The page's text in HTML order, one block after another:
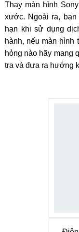
Thay màn hình
xước. Ngoài ra,
hạn khi sử dụng
hành, nếu màn
hỏng nào hãy mang
tra và đưa ra hướng